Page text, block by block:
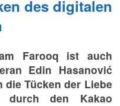
des digitalen
Farooq ist auch
Edin Hasanović
die Tücken der Liebe
durch den Kakao